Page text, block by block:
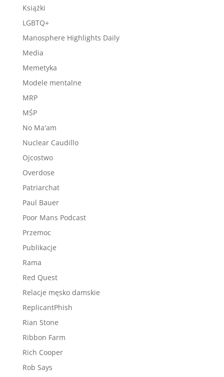
Książki
LGBTQ+
Manosphere Highlights Daily
Media
Memetyka
Modele mentalne
MRP
MŚP
No Ma'am
Nuclear Caudillo
Ojcostwo
Overdose
Patriarchat
Paul Bauer
Poor Mans Podcast
Przemoc
Publikacje
Rama
Red Quest
Relacje męsko damskie
ReplicantPhish
Rian Stone
Ribbon Farm
Rich Cooper
Rob Says